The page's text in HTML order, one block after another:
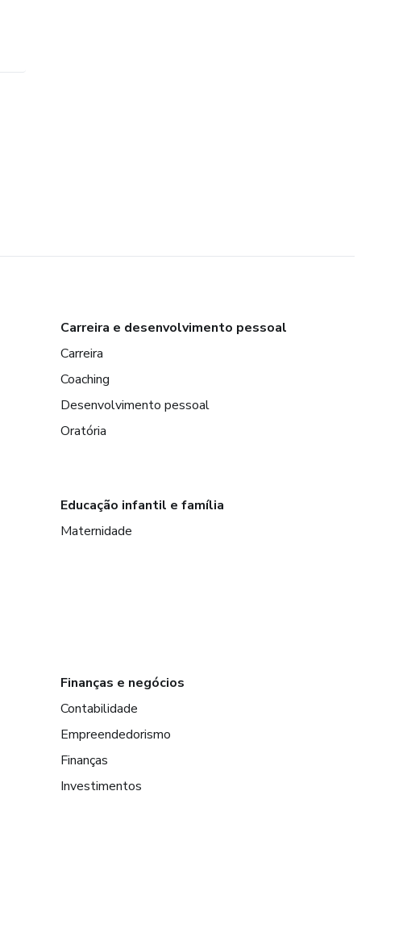
Carreira e desenvolvimento pessoal
Carreira
Coaching
Desenvolvimento pessoal
Oratória
Educação infantil e família
Maternidade
Finanças e negócios
Contabilidade
Empreendedorismo
Finanças
Investimentos